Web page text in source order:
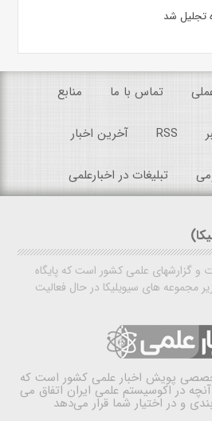
تجلیل شد
تماس با ما منابع
RSS آخرین اخبار
تبلیغات در اخبارعلمی
و گزارشهای علمی کشور است که پایگاه
مجموعه های سیویلیکا در حال فعالیت
پویش اخبار علمی کشور است که
در اکوسیستم علمی ایران اتفاق می
و در اختیار شما قرار می‌دهد